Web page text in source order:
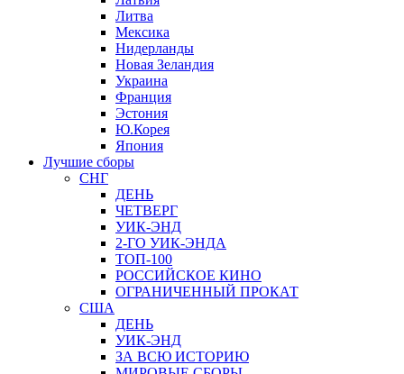
Литва
Мексика
Нидерланды
Новая Зеландия
Украина
Франция
Эстония
Ю.Корея
Япония
Лучшие сборы
СНГ
ДЕНЬ
ЧЕТВЕРГ
УИК-ЭНД
2-ГО УИК-ЭНДА
ТОП-100
РОССИЙСКОЕ КИНО
ОГРАНИЧЕННЫЙ ПРОКАТ
США
ДЕНЬ
УИК-ЭНД
ЗА ВСЮ ИСТОРИЮ